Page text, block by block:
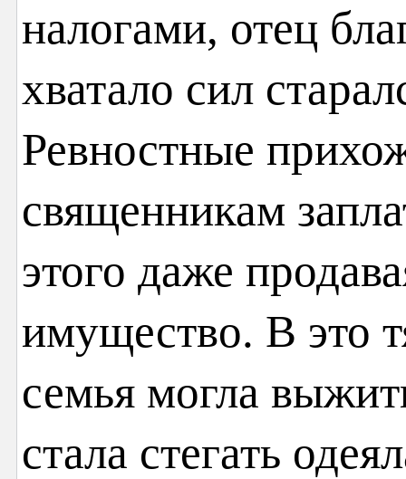
налогами, отец
хватало сил
Ревностные
священникам
этого даже
имущество. В это
семья могла
стала стегать